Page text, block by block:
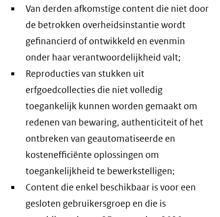
Van derden afkomstige content die niet door
de betrokken overheidsinstantie wordt
gefinancierd of ontwikkeld en evenmin
onder haar verantwoordelijkheid valt;
Reproducties van stukken uit
erfgoedcollecties die niet volledig
toegankelijk kunnen worden gemaakt om
redenen van bewaring, authenticiteit of het
ontbreken van geautomatiseerde en
kostenefficiënte oplossingen om
toegankelijkheid te bewerkstelligen;
Content die enkel beschikbaar is voor een
gesloten gebruikersgroep en die is